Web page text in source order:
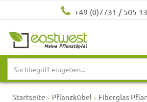
+49 (0)7731 / 505
Startseite Pflanzkübel
Fiberglas